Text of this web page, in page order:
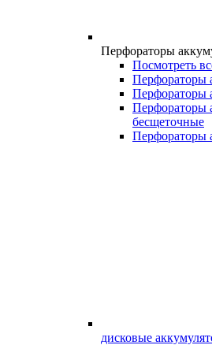
Перфораторы
Посмотреть
Перфораторы
Перфораторы
Перфораторы
бесщеточные
Перфораторы
дисковые